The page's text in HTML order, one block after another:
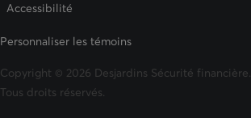
Accessibilité
Personnaliser les témoins
Copyright © 2026 Desjardins Sécurité financière.
Tous droits réservés.